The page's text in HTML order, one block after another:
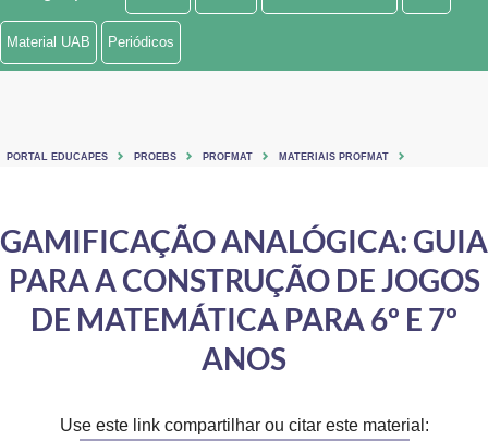
Ministério de Minas e Energia
Controladoria-Geral da União
Ministério da Mulher, da Família e dos Direitos Humanos
Material UAB Periódicos
PORTAL EDUCAPES PROEBS PROFMAT MATERIAIS PROFMAT
GAMIFICAÇÃO ANALÓGICA: GUIA
PARA A CONSTRUÇÃO DE JOGOS
DE MATEMÁTICA PARA 6º E 7º
ANOS
Use este link compartilhar ou citar este material: